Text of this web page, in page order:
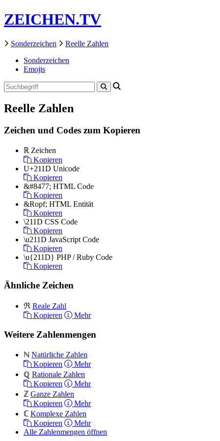
ZEICHEN.TV
Sonderzeichen
Reelle Zahlen
Sonderzeichen
Emojis
Reelle Zahlen
Zeichen und Codes zum Kopieren
ℝ Zeichen
Kopieren
U+211D Unicode
Kopieren
&#8477; HTML Code
Kopieren
&Ropf; HTML Entität
Kopieren
\211D CSS Code
Kopieren
\u211D JavaScript Code
Kopieren
\u{211D} PHP / Ruby Code
Kopieren
Ähnliche Zeichen
ℜ Reale Zahl
Kopieren
Mehr
Weitere Zahlenmengen
ℕ Natürliche Zahlen
Kopieren
Mehr
ℚ Rationale Zahlen
Kopieren
Mehr
ℤ Ganze Zahlen
Kopieren
Mehr
ℂ Komplexe Zahlen
Kopieren
Mehr
Alle Zahlenmengen öffnen